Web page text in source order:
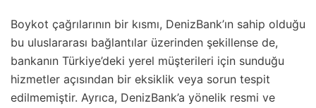
Boykot çağrılarının bir kısmı, DenizBank’ın sahip olduğu
bu uluslararası bağlantılar üzerinden şekillense de,
bankanın Türkiye’deki yerel müşterileri için sunduğu
hizmetler açısından bir eksiklik veya sorun tespit
edilmemiştir. Ayrıca, DenizBank’a yönelik resmi ve